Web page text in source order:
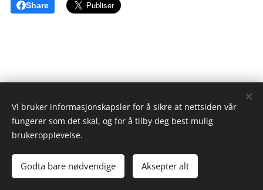
Share
Lillestrøm Byorkester Informasjonskapsler
Vi bruker informasjonskapsler for å sikre at nettsiden vår
fungerer som det skal, og for å tilby deg best mulig
brukeropplevelse.
Godta bare nødvendige Aksepter alt